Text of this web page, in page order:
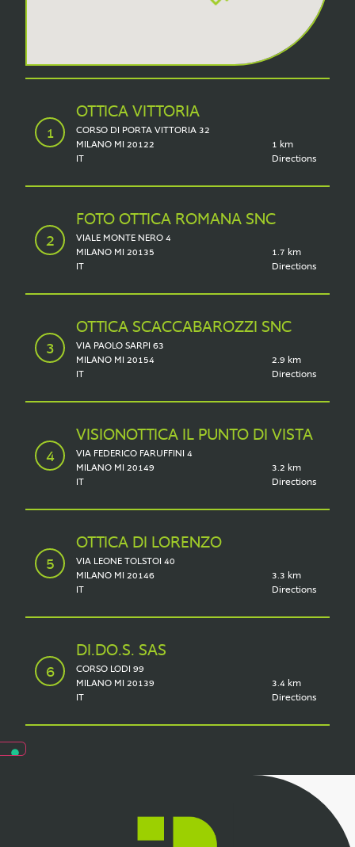
OTTICA VITTORIA
CORSO DI PORTA VITTORIA 32
MILANO MI 20122
IT
1 km
Directions
FOTO OTTICA ROMANA SNC
VIALE MONTE NERO 4
MILANO MI 20135
IT
1.7 km
Directions
OTTICA SCACCABAROZZI SNC
VIA PAOLO SARPI 63
MILANO MI 20154
IT
2.9 km
Directions
VISIONOTTICA IL PUNTO DI VISTA
VIA FEDERICO FARUFFINI 4
MILANO MI 20149
IT
3.2 km
Directions
OTTICA DI LORENZO
VIA LEONE TOLSTOI 40
MILANO MI 20146
IT
3.3 km
Directions
DI.DO.S. SAS
CORSO LODI 99
MILANO MI 20139
IT
3.4 km
Directions
4.5 km